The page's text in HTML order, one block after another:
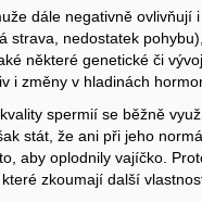
dále negativně ovlivňují
strava, nedostatek
některé genetické či
i změny v hladinách
spermií se běžně
stát, že ani při jeho
aby oplodnily vajíčko.
zkoumají další